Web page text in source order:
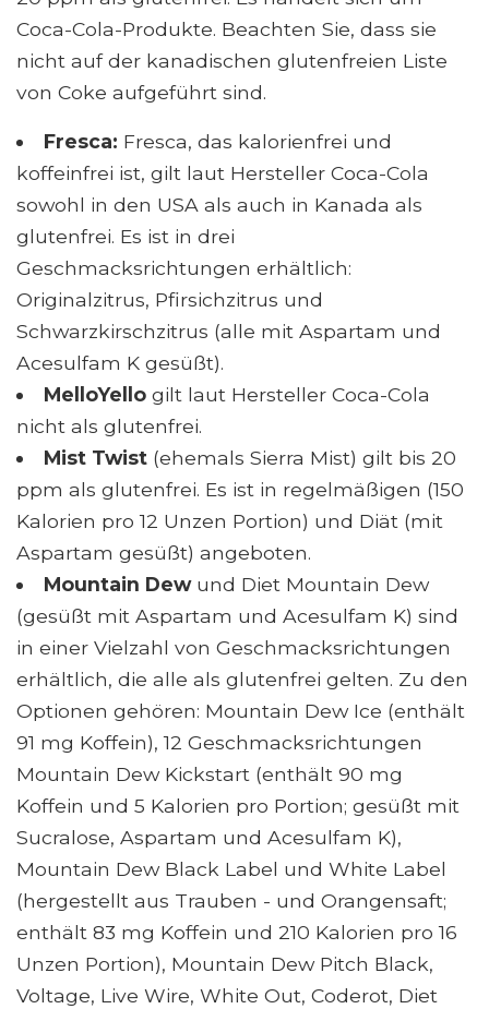
Coca-Cola-Produkte. Beachten Sie, dass sie
nicht auf der kanadischen glutenfreien Liste
von Coke aufgeführt sind.
Fresca: Fresca, das kalorienfrei und
koffeinfrei ist, gilt laut Hersteller Coca-Cola
sowohl in den USA als auch in Kanada als
glutenfrei. Es ist in drei
Geschmacksrichtungen erhältlich:
Originalzitrus, Pfirsichzitrus und
Schwarzkirschzitrus (alle mit Aspartam und
Acesulfam K gesüßt).
MelloYello gilt laut Hersteller Coca-Cola
nicht als glutenfrei.
Mist Twist(ehemals Sierra Mist) gilt bis 20
ppm als glutenfrei. Es ist in regelmäßigen (150
Kalorien pro 12 Unzen Portion) und Diät (mit
Aspartam gesüßt) angeboten.
Mountain Dew und Diet Mountain Dew
(gesüßt mit Aspartam und Acesulfam K) sind
in einer Vielzahl von Geschmacksrichtungen
erhältlich, die alle als glutenfrei gelten. Zu den
Optionen gehören: Mountain Dew Ice (enthält
91 mg Koffein), 12 Geschmacksrichtungen
Mountain Dew Kickstart (enthält 90 mg
Koffein und 5 Kalorien pro Portion; gesüßt mit
Sucralose, Aspartam und Acesulfam K),
Mountain Dew Black Label und White Label
(hergestellt aus Trauben - und Orangensaft;
enthält 83 mg Koffein und 210 Kalorien pro 16
Unzen Portion), Mountain Dew Pitch Black,
Voltage, Live Wire, White Out, Coderot, Diet